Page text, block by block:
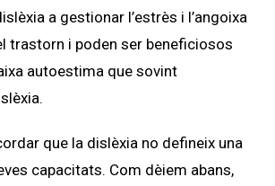
a gestionar l’estrès i l’angoixa
trastorn i poden ser beneficiosos
autoestima que sovint
que la dislèxia no defineix una
capacitats. Com dèiem abans,